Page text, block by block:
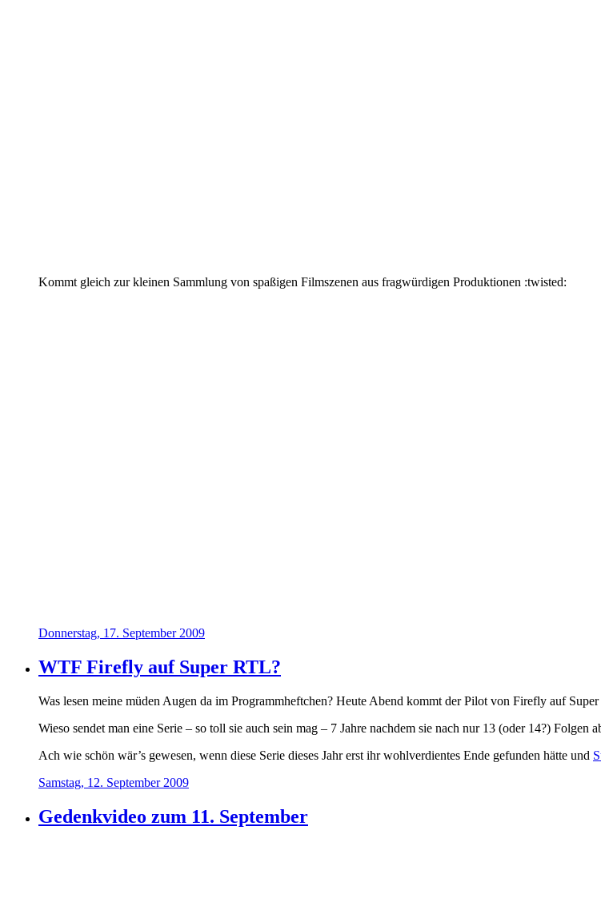
Kommt gleich zur kleinen Sammlung von spaßigen Filmszenen aus fragwürdigen Produktionen :twisted:
Donnerstag, 17. September 2009
WTF Firefly auf Super RTL?
Was lesen meine müden Augen da im Programmheftchen? Heute Abend kommt der Pilot von Firefly auf
Wieso sendet man eine Serie – so toll sie auch sein mag – 7 Jahre nachdem sie nach nur 13 (oder 14?)
Ach wie schön wär’s gewesen, wenn diese Serie dieses Jahr erst ihr wohlverdientes Ende gefunden hätte und
Samstag, 12. September 2009
Gedenkvideo zum 11. September